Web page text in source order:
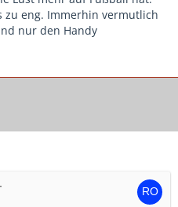
zu eng. Immerhin vermutlich
nur den Handy